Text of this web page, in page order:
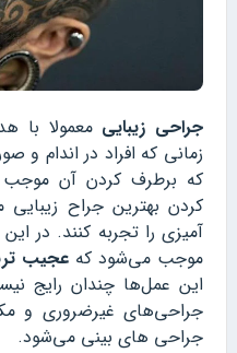
جراحی زیبایی معمولا با
زمانی که افراد در اندام
که برطرف کردن آن موجب
کردن بهترین جراح زیبایی
آمیزی را تجربه کنند. در
موجب می‌شود که عجیب
این عمل‌ها چندان رایج
جراحی‌های غیرضروری و
جراحی های بینی می‌شود.